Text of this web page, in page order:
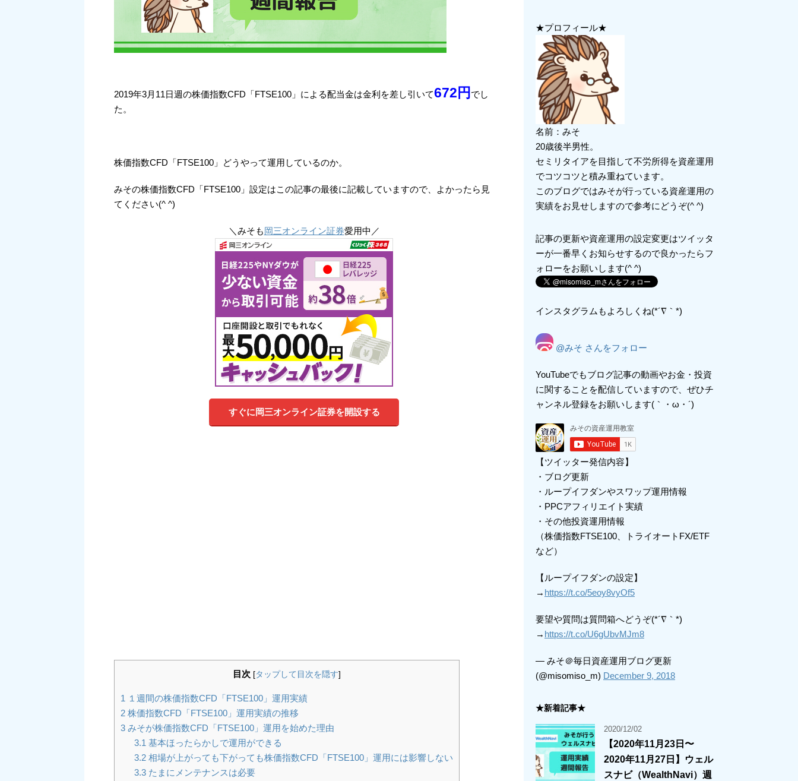
2019年3月11日週の株価指数CFD「FTSE100」による配当金は金利を差し引いて672 円 でし
た。
株価指数CFD「FTSE100」どうやって運用しているのか。
みその株価指数CFD「FTSE100」設定はこの記事の最後に記載していますので、よかったら見
てください(^ ^)
＼みそも岡三オンライン証券愛用中／
すぐに岡三オンライン証券を開設する
目次 [タップして目次を隠す]
1 １週間の株価指数CFD「FTSE100」運用実績
2 株価指数CFD「FTSE100」運用実績の推移
3 みそが株価指数CFD「FTSE100」運用を始めた理由
3.1 基本ほったらかしで運用ができる
3.2相場が上がっても下がっても株価指数CFD「FTSE100」運用には影響しない
3.3たまにメンテナンスは必要
★プロフィール★
名前：みそ
20歳後半男性。
セミリタイアを目指して不労所得を資産運用
でコツコツと積み重ねています。
このブログではみそが行っている資産運用の
実績をお見せしますので参考にどうぞ(^ ^)
記事の更新や資産運用の設定変更はツイッタ
ーが一番早くお知らせするので良かったらフ
ォローをお願いします(^ ^)
インスタグラムもよろしくね(*´∇｀*)
@みそ さんをフォロー
YouTubeでもブログ記事の動画やお金・投資
に関することを配信していますので、ぜひチ
ャンネル登録をお願いします(｀・ω・´)
【ツイッター発信内容】
・ブログ更新
・ループイフダンやスワップ運用情報
・PPCアフィリエイト実績
・その他投資運用情報
（株価指数FTSE100、トライオートFX/ETF
など）
【ループイフダンの設定】
→ https://t.co/5eoy8vyOf5
要望や質問は質問箱へどうぞ(*´∇｀*)
→ https://t.co/U6gUbvMJm8
— みそ＠毎日資産運用ブログ更新
(@misomiso_m) December 9, 2018
★新着記事★
2020/12/02
【2020年11月23日〜
2020年11月27日】ウェル
スナビ（WealthNavi）週